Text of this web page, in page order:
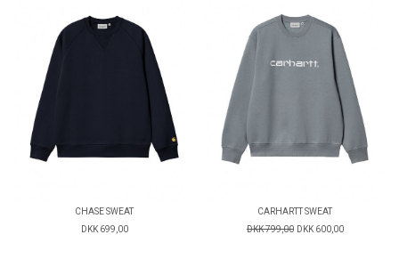
CHASE SWEAT
DKK 699,00
CARHARTT SWEAT
DKK 799,00 DKK 600,00